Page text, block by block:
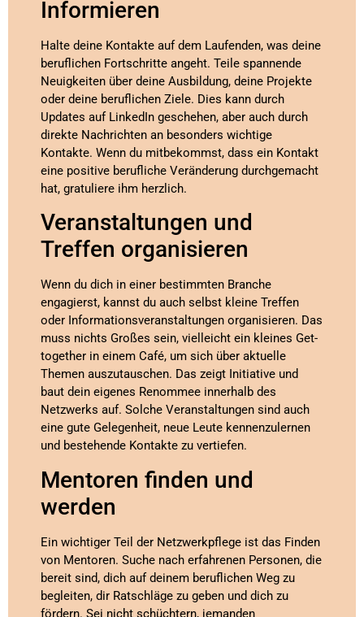
Informieren
Halte deine Kontakte auf dem Laufenden, was deine
beruflichen Fortschritte angeht. Teile spannende
Neuigkeiten über deine Ausbildung, deine Projekte
oder deine beruflichen Ziele. Dies kann durch
Updates auf LinkedIn geschehen, aber auch durch
direkte Nachrichten an besonders wichtige
Kontakte. Wenn du mitbekommst, dass ein Kontakt
eine positive berufliche Veränderung durchgemacht
hat, gratuliere ihm herzlich.
Veranstaltungen und
Treffen organisieren
Wenn du dich in einer bestimmten Branche
engagierst, kannst du auch selbst kleine Treffen
oder Informationsveranstaltungen organisieren. Das
muss nichts Großes sein, vielleicht ein kleines Get-
together in einem Café, um sich über aktuelle
Themen auszutauschen. Das zeigt Initiative und
baut dein eigenes Renommee innerhalb des
Netzwerks auf. Solche Veranstaltungen sind auch
eine gute Gelegenheit, neue Leute kennenzulernen
und bestehende Kontakte zu vertiefen.
Mentoren finden und
werden
Ein wichtiger Teil der Netzwerkpflege ist das Finden
von Mentoren. Suche nach erfahrenen Personen, die
bereit sind, dich auf deinem beruflichen Weg zu
begleiten, dir Ratschläge zu geben und dich zu
fördern. Sei nicht schüchtern, jemanden